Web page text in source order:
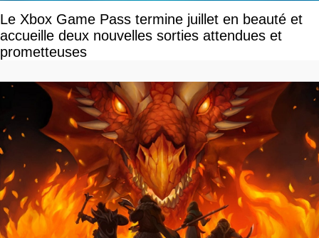
Le Xbox Game Pass termine juillet en beauté et
accueille deux nouvelles sorties attendues et
prometteuses